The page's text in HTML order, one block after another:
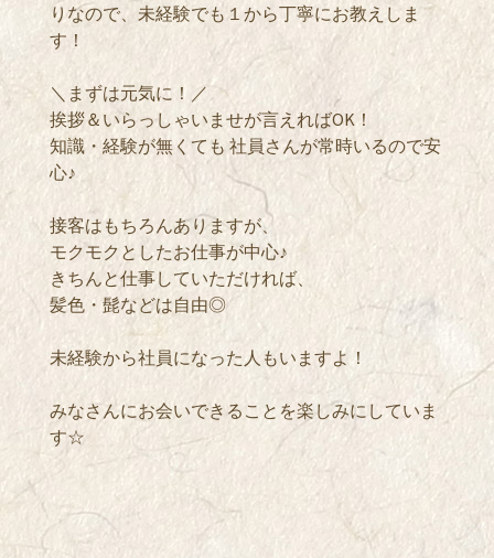
りなので、未経験でも１から丁寧にお教えしま
す！
＼まずは元気に！／
挨拶＆いらっしゃいませが言えればOK！
知識・経験が無くても 社員さんが常時いるので安
心♪
接客はもちろんありますが、
モクモクとしたお仕事が中心♪
きちんと仕事していただければ、
髪色・髭などは自由◎
未経験から社員になった人もいますよ！
みなさんにお会いできることを楽しみにしていま
す☆